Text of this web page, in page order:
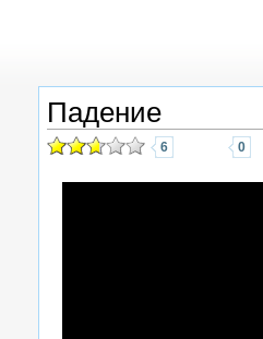
Падение
6 0